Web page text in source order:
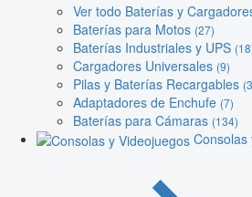
Ver todo Baterías y
Baterías para Motos (27)
Baterías Industriales y UPS
Cargadores Universales (9)
Pilas y Baterías Recargables
Adaptadores de Enchufe (7)
Baterías para Cámaras (134)
Consolas